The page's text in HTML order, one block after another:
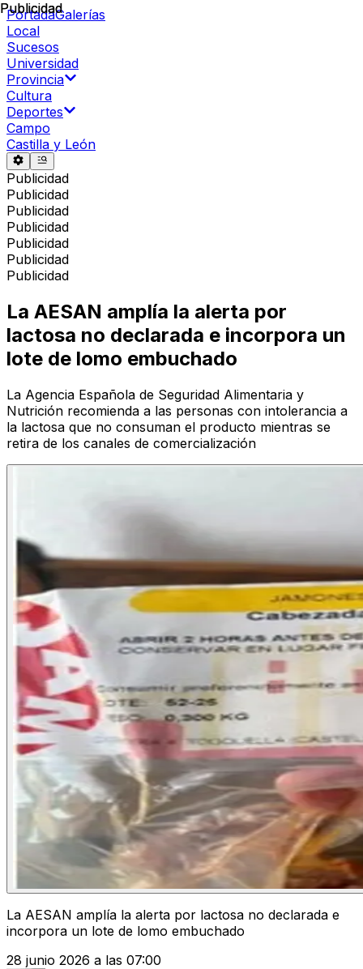
PortadaGalerías
Local
Sucesos
Universidad
Provincia
Cultura
Deportes
Campo
Castilla y León
Publicidad
Publicidad
Publicidad
Publicidad
Publicidad
Publicidad
Publicidad
Publicidad
La AESAN amplía la alerta por
lactosa no declarada e incorpora un
lote de lomo embuchado
La Agencia Española de Seguridad Alimentaria y
Nutrición recomienda a las personas con intolerancia a
la lactosa que no consuman el producto mientras se
retira de los canales de comercialización
La AESAN amplía la alerta por lactosa no declarada e
incorpora un lote de lomo embuchado
28 junio 2026 a las 07:00
Publicidad